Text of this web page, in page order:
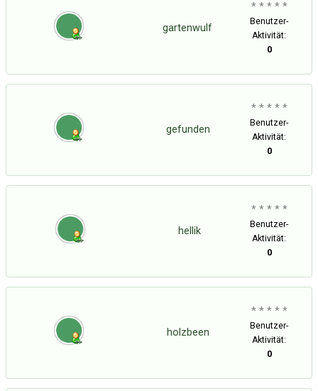
gartenwulf
* * * * *
Benutzer-
Aktivität:
0
gefunden
* * * * *
Benutzer-
Aktivität:
0
hellik
* * * * *
Benutzer-
Aktivität:
0
holzbeen
* * * * *
Benutzer-
Aktivität:
0